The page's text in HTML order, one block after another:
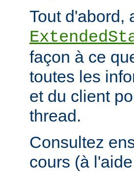
Tout d'abord,
façon à ce
toutes les
et du client
thread.
Consultez
cours (à